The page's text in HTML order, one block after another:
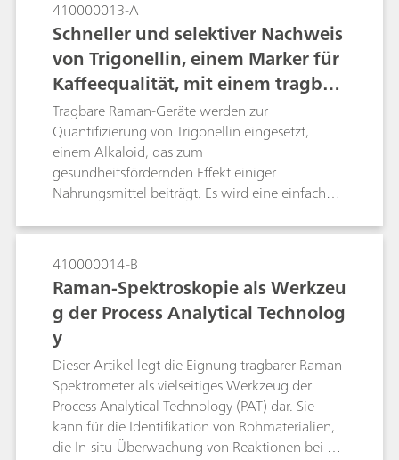
bestimmen. In dieser Studie entwickeln wir
einen oberflächenverstärkten Raman-
Spektroskopie (SERS)-basierten Ansatz, um eine
niedrige Dosis des API Alprazolam in einer
Xanax-Tablette mit einem tragbaren Raman-
Spektrometer zu identifizieren. Sind bei einer
Xanax-Tablette keine mit Alprazolam
übereinstimmenden SERS-Peaks feststellbar, ist
die Tablette vermutlich eine Fälschung. Die
Methode demonstriert die Eignung von SERS zur
schnellen Überprüfung, ob in der Tablette
Schutz vor Fälschungen.
410000013-A
Schneller und selektiver Nachweis
von Trigonellin, einem Marker für
Kaffeequalität, mit einem tragbar
en Raman-Spektrometer
Tragbare Raman-Geräte werden zur
Quantifizierung von Trigonellin eingesetzt,
einem Alkaloid, das zum
gesundheitsfördernden Effekt einiger
Nahrungsmittel beiträgt. Es wird eine einfache
Vorhandenseins von verdünntem Trigonellin in
Lösungen mittels oberflächenverstärkter Raman-
Spektroskopie beschrieben. Tragbares Raman ist
ein Werkzeug, das zur Qualitätskontrolle von
Lebensmitteln wie Kaffee und Quinoa eingesetzt
werden könnte.
410000014-B
Raman-Spektroskopie als Werkzeu
g der Process Analytical Technolog
y
Dieser Artikel legt die Eignung tragbarer Raman-
Spektrometer als vielseitiges Werkzeug der
Process Analytical Technology (PAT) dar. Sie
kann für die Identifikation von Rohmaterialien,
die In-situ-Überwachung von Reaktionen bei der